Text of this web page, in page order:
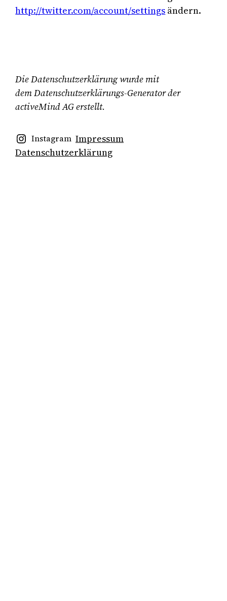
http://twitter.com/account/settings ändern.
Die Datenschutzerklärung wurde mit
demDatenschutzerklärungs-Generator der
activeMind AG erstellt.
Instagram Impressum
Datenschutzerklärung